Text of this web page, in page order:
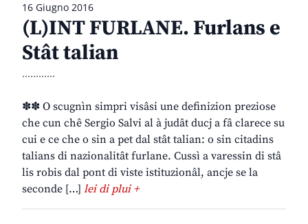
16 Giugno 2016
(L)INT FURLANE. Furlans e
Stât talian
............
✽✽ O scugnìn simpri visâsi une definizion preziose
che cun chê Sergio Salvi al à judât ducj a fâ clarece su
cui e ce che o sin a pet dal stât talian: o sin citadins
talians di nazionalitât furlane. Cussì a varessin di stâ
lis robis dal pont di viste istituzionâl, ancje se la
seconde […] lei di plui +